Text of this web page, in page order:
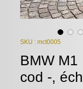
SKU : mct0005
BMW M1
cod -,